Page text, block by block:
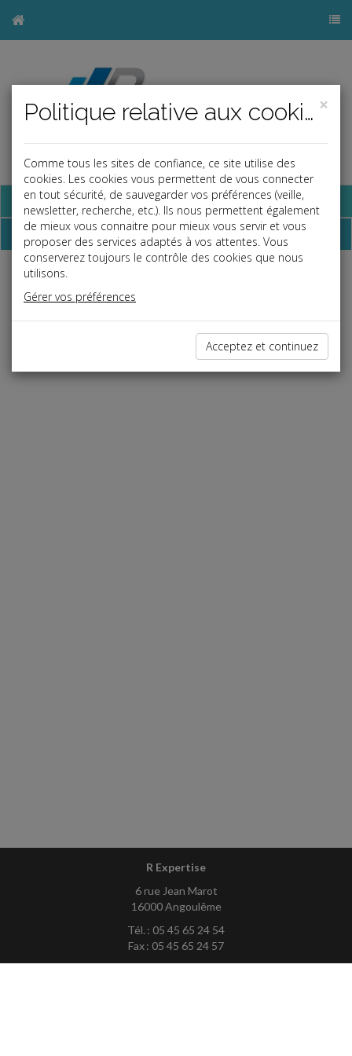
Base documentaire
Adresses utiles
Institut national de propriété industrielle
Légifrancewww.legifrance.gouv.fr
Contrôle de comptes publiéswww.verif.com
Imprimer
R Expertise
6 rue Jean Marot
16000 Angoulême
Tél. : 05 45 65 24 54
Fax : 05 45 65 24 57
×
Politique relative aux cookies
Comme tous les sites de confiance, ce site utilise des
cookies. Les cookies vous permettent de vous connecter
en tout sécurité, de sauvegarder vos préférences (veille,
newsletter, recherche, etc.). Ils nous permettent également
de mieux vous connaitre pour mieux vous servir et vous
proposer des services adaptés à vos attentes. Vous
conserverez toujours le contrôle des cookies que nous
utilisons.
Gérer vos préférences
Acceptez et continuez